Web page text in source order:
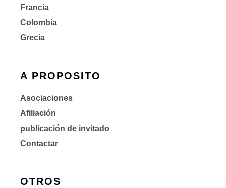
Francia
Colombia
Grecia
A PROPOSITO
Asociaciones
Afiliación
publicación de invitado
Contactar
OTROS